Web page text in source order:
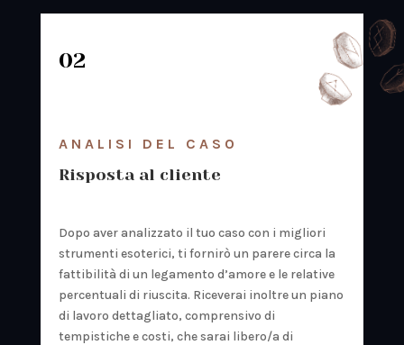
02
ANALISI DEL CASO
Risposta al cliente
Dopo aver analizzato il tuo caso con i migliori
strumenti esoterici, ti fornirò un parere circa la
fattibilità di un legamento d’amore e le relative
percentuali di riuscita. Riceverai inoltre un piano
di lavoro dettagliato, comprensivo di
tempistiche e costi, che sarai libero/a di